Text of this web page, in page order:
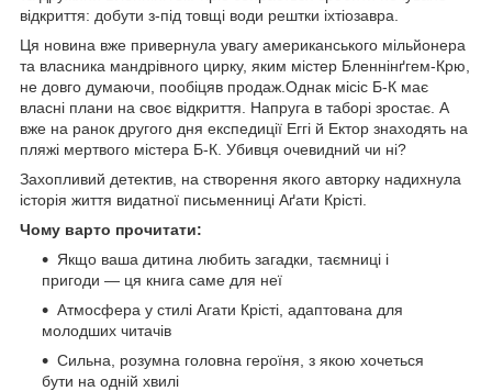
відкриття: добути з-під товщі води рештки іхтіозавра.
Ця новина вже привернула увагу американського мільйонера
та власника мандрівного цирку, яким містер Бленнінґгем-Крю,
не довго думаючи, пообіцяв продаж.Однак місіс Б-К має
власні плани на своє відкриття. Напруга в таборі зростає. А
вже на ранок другого дня експедиції Еггі й Ектор знаходять на
пляжі мертвого містера Б-К. Убивця очевидний чи ні?
Захопливий детектив, на створення якого авторку надихнула
історія життя видатної письменниці Аґати Крісті.
Чому варто прочитати:
Якщо ваша дитина любить загадки, таємниці і
пригоди — ця книга саме для неї
Атмосфера у стилі Агати Крісті, адаптована для
молодших читачів
Сильна, розумна головна героїня, з якою хочеться
бути на одній хвилі